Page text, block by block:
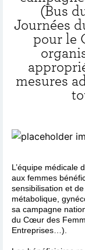
(Bus
Journées
pour le
mesures
L’équipe médicale
aux femmes
sensibilisation et
métabolique,
sa campagne
du Cœur des
Entreprises…).